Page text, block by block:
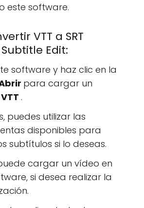
este software.
VTT a SRT
Edit:
software y haz clic en la
para cargar un
VTT .
puedes utilizar las
disponibles para
subtítulos si lo deseas.
cargar un vídeo en
si desea realizar la